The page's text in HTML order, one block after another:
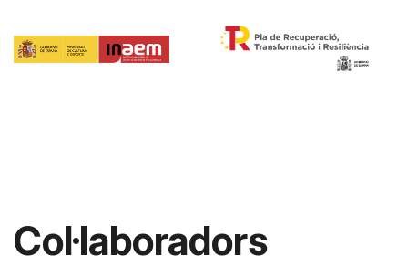
Col·laboradors